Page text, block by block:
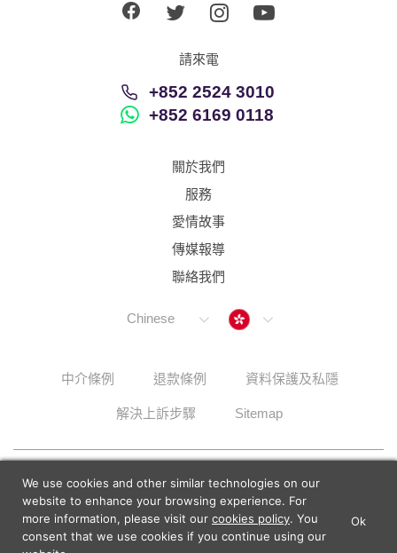
請來電
+852 2524 3010
+852 6169 0118
關於我們
服務
愛情故事
傳媒報導
聯絡我們
Chinese Hong Kong
中介條例 退款條例 資料保護及私隱
解決上訴步驟 Sitemap
Lunch Actually - Dating For
We use cookies and other similar technologies on our
website to enhance your browsing experience. For
more information, please visit our cookies policy. You
consent that we use cookies if you continue using our
Ok